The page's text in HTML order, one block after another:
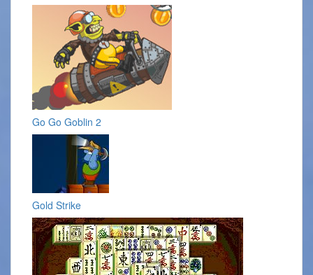
Go Go Goblin 2
Gold Strike